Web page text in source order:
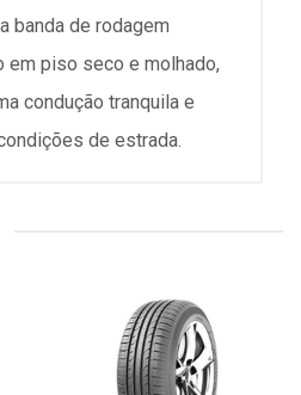
banda de rodagem
em piso seco e molhado,
condução tranquila e
de estrada.